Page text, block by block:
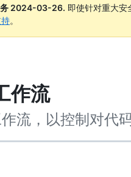
2024-03-26. 即使针对重大安
。
作流
流，以控制对代码